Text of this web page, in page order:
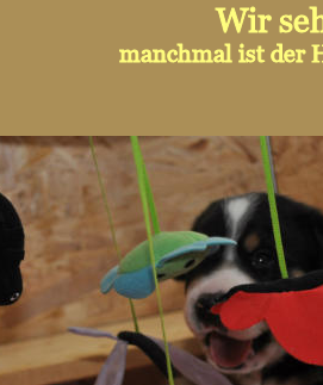
Wir
manchmal ist der